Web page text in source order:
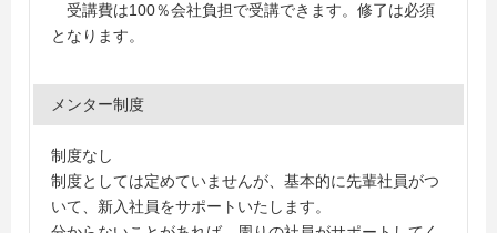
受講費は100％会社負担で受講できます。修了は必須
となります。
メンター制度
制度なし
制度としては定めていませんが、基本的に先輩社員がつ
いて、新入社員をサポートいたします。